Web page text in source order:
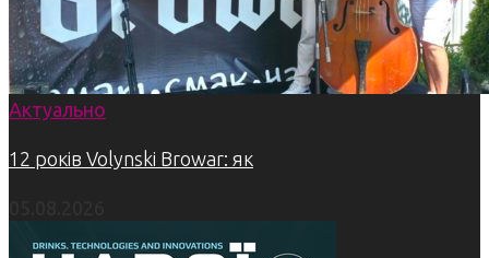
Актуально
12 років Volynski Browar: як